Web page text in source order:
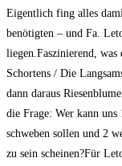
Eigentlich fing alles
benötigten – und Fa.
liegen.Faszinierend,
Schortens / Die
dann daraus
die Frage: Wer kann
schweben sollen und 2
zu sein scheinen?Für